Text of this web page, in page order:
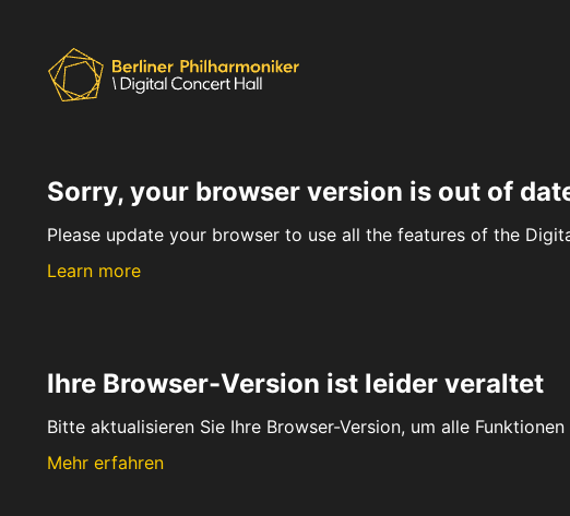
Sorry, your browser version is out of
Please update your browser to use all the features of the
Learn more
Ihre Browser-Version ist leider veraltet
Bitte aktualisieren Sie Ihre Browser-Version, um alle
Mehr erfahren